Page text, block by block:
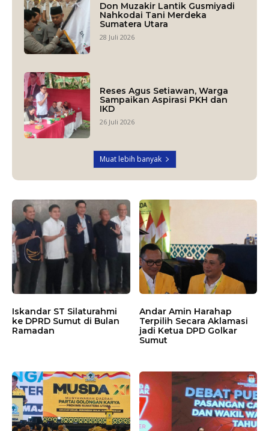
Don Muzakir Lantik Gusmiyadi
Nahkodai Tani Merdeka
Sumatera Utara
28 Juli 2026
Reses Agus Setiawan, Warga
Sampaikan Aspirasi PKH dan
IKD
26 Juli 2026
Muat lebih banyak
Iskandar ST Silaturahmi
ke DPRD Sumut di Bulan
Ramadan
Andar Amin Harahap
Terpilih Secara Aklamasi
jadi Ketua DPD Golkar
Sumut